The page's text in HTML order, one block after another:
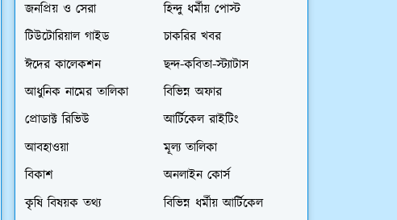
জনপ্রিয় ও সেরা
হিন্দু ধর্মীয় পোস্ট
টিউটোরিয়াল গাইড
চাকরির খবর
ঈদের কালেকশন
ছন্দ-কবিতা-স্ট্যাটাস
আধুনিক নামের তালিকা
বিভিন্ন অফার
প্রোডাক্ট রিভিউ
আর্টিকেল রাইটিং
আবহাওয়া
মূল্য তালিকা
বিকাশ
অনলাইন কোর্স
কৃষি বিষয়ক তথ্য
বিভিন্ন ধর্মীয় আর্টিকেল